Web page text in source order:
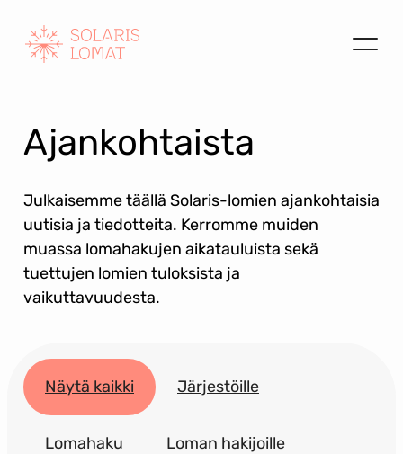
sisältöön
Ajankohtaista
Julkaisemme täällä Solaris-lomien ajankohtaisia
uutisia ja tiedotteita. Kerromme muiden
muassa lomahakujen aikatauluista sekä
tuettujen lomien tuloksista ja
vaikuttavuudesta.
Näytä kaikki Järjestöille
Lomahaku Loman hakijoille